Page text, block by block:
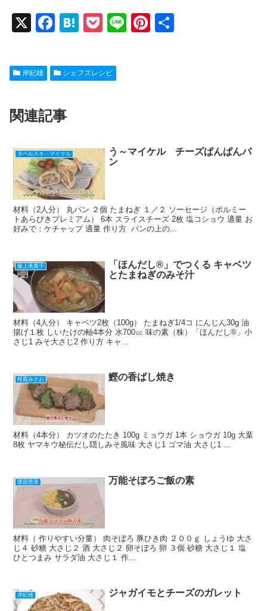
X
F
c
e
o
k
H
e
n
P
ck
et
Li
Pi
岸紀雄 シェフズレシピ
関連記事
タベルスキ・マイケル
う～マイケル チーズぱんぱんパ
ン
材料（2人分） 丸パン ２個 たまねぎ １／２ ソーセージ（ポルミー
トあらびきプレミアム） 6本 スライスチーズ 2枚 塩コショウ 適量 お
好みで：ケチャップ 適量 作り方 パンの上の...
最上美貴子
「ほんだし®」でつくる キャベツ
とたまねぎのみそ汁
材料（4人分） キャベツ2枚（100g） たまねぎ1/4コ にんじん30g 油
揚げ１枚 しいたけの軸4本分 水700㏄ 味の素（株）「ほんだし®」小
さじ1 みそ大さじ2 作り方 キャ...
桜庭みさお 鰹の香ばし焼き
材料（4本分） カツオのたたき 100g ミョウガ 1本 ショウガ 10g 大葉
8枚 ヤマキウ秘伝だし隠しみそ風味 大さじ1 ゴマ油 大さじ1 ...
渡部恵美 万能そぼろご飯の素
材料（ 作りやすい分量） 肉そぼろ 豚ひき肉 ２００ｇ しょうゆ 大さ
じ４ 砂糖 大さじ２ 酒 大さじ２ 卵そぼろ 卵 ３個 砂糖 大さじ１ 塩
ひとつまみ サラダ油 大さじ１ 作...
岸紀雄 ジャガイモとチーズのガレット